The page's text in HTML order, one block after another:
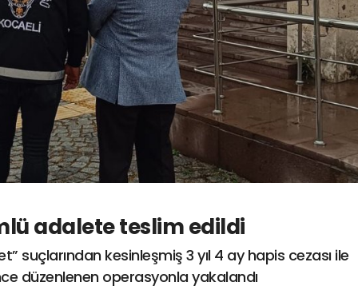
adalete teslim edildi
suçlarından kesinleşmiş 3 yıl 4 ay hapis cezası ile
düzenlenen operasyonla yakalandı